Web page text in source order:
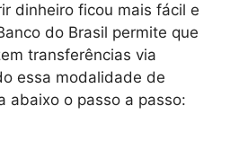
dinheiro ficou mais fácil e
do Brasil permite que
transferências via
essa modalidade de
abaixo o passo a passo: